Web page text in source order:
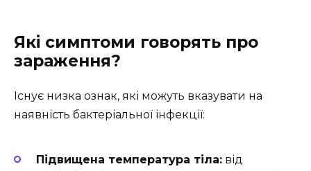
Які симптоми говорять про
зараження?
Існує низка ознак, які можуть вказувати на
наявність бактеріальної інфекції:
Підвищена температура тіла: від